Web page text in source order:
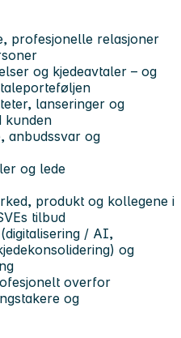
profesjonelle relasjoner
og kjedeavtaler – og
lanseringer og
kunden
anbudssvar og
og lede
produkt og kollegene i
tilbud
/ AI,
og
overfor
og